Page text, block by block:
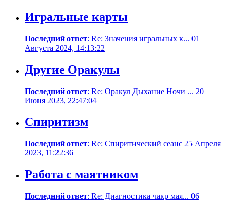
Игральные карты
Последний ответ: Re: Значения игральных к... 01
Августа 2024, 14:13:22
Другие Оракулы
Последний ответ: Re: Оракул Дыхание Ночи ... 20
Июня 2023, 22:47:04
Спиритизм
Последний ответ: Re: Cпиритический сеанс 25 Апреля
2023, 11:22:36
Работа с маятником
Последний ответ: Re: Диагностика чакр мая... 06